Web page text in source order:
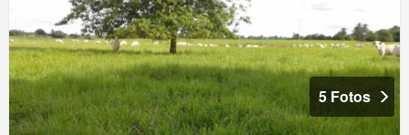
5 Fotos